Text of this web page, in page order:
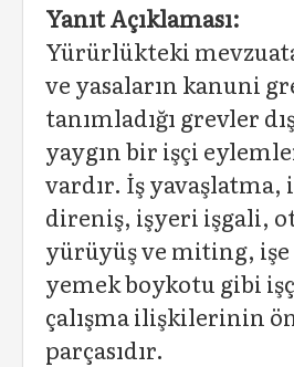
Yanıt Açıklaması:
Yürürlükteki
ve yasaların kanuni
tanımladığı grevler
yaygın bir işçi
vardır. İş yavaşlatma,
direniş, işyeri işgali,
yürüyüş ve miting, işe
yemek boykotu gibi
çalışma ilişkilerinin
parçasıdır.